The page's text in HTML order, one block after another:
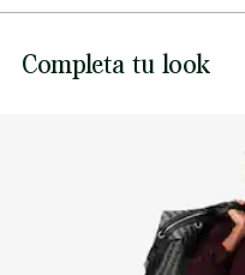
Línea en contraste en
PLANCHA A
150 GRADOS
NO LIMPIAR EN
SECAR TRAS
producto a lo largo de su
la supervisión del
Completa tu look